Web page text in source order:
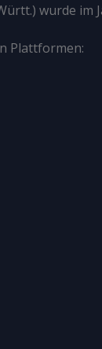
wurde im
Plattformen: